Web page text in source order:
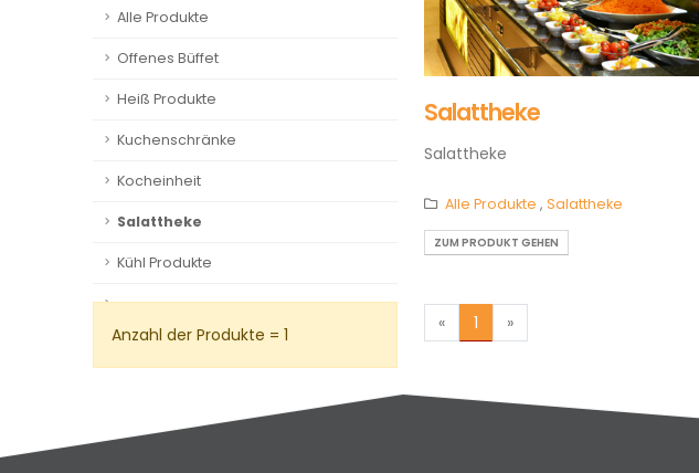
Alle Produkte
Offenes Büffet
Heiß Produkte
Kuchenschränke
Kocheinheit
Salattheke
Kühl Produkte
Anzahl der Produkte = 1
Salattheke
Salattheke
Alle Produkte , Salattheke
ZUM PRODUKT GEHEN
« 1 »